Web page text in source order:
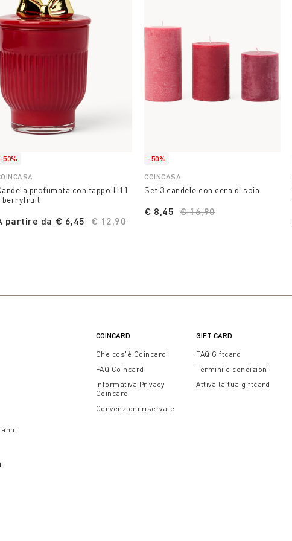
-50%
profumata con tappo H11
berryfruit
partire da Price reduced from
€ 12,90
€ 6,45
-50%
COINCASA
Set 3 candele con cera di soia
Price reduced from
€ 16,90to
€ 8,45
COINCARD
Che cos'è Coincard
FAQ Coincard
Informativa Privacy
Coincard
Convenzioni riservate
GIFT CARD
FAQ Giftcard
Termini e condizioni
Attiva la tua giftcard